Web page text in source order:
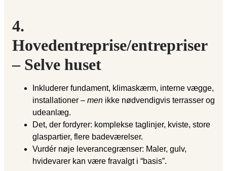
4.
Hovedentreprise/entrepriser
– Selve huset
Inkluderer fundament, klimaskærm, interne vægge,
installationer – men ikke nødvendigvis terrasser og
udeanlæg.
Det, der fordyrer: komplekse taglinjer, kviste, store
glaspartier, flere badeværelser.
Vurdér nøje leverancegrænser: Maler, gulv,
hvidevarer kan være fravalgt i “basis”.